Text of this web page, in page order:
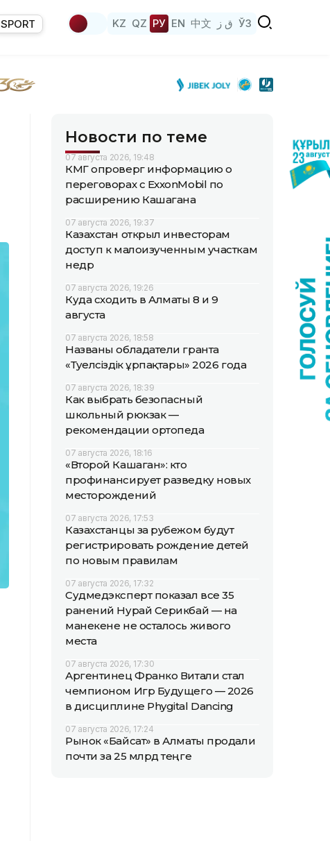
SPORT KZ QZ РУ EN 中文 ق ز ЎЗ
Новости по теме
07 августа 2026, 19:48
КМГ опроверг информацию о
переговорах с ExxonMobil по
расширению Кашагана
07 августа 2026, 19:37
Казахстан открыл инвесторам
доступ к малоизученным участкам
недр
07 августа 2026, 19:26
Куда сходить в Алматы 8 и 9
августа
07 августа 2026, 18:58
Названы обладатели гранта
«Тәуелсіздік ұрпақтары» 2026 года
07 августа 2026, 18:39
Как выбрать безопасный
школьный рюкзак —
рекомендации ортопеда
07 августа 2026, 18:16
«Второй Кашаган»: кто
профинансирует разведку новых
месторождений
07 августа 2026, 17:53
Казахстанцы за рубежом будут
регистрировать рождение детей
по новым правилам
07 августа 2026, 17:32
Судмедэксперт показал все 35
ранений Нурай Серикбай — на
манекене не осталось живого
места
07 августа 2026, 17:30
Аргентинец Франко Витали стал
чемпионом Игр Будущего — 2026
в дисциплине Phygital Dancing
07 августа 2026, 17:24
Рынок «Байсат» в Алматы продали
почти за 25 млрд теңге